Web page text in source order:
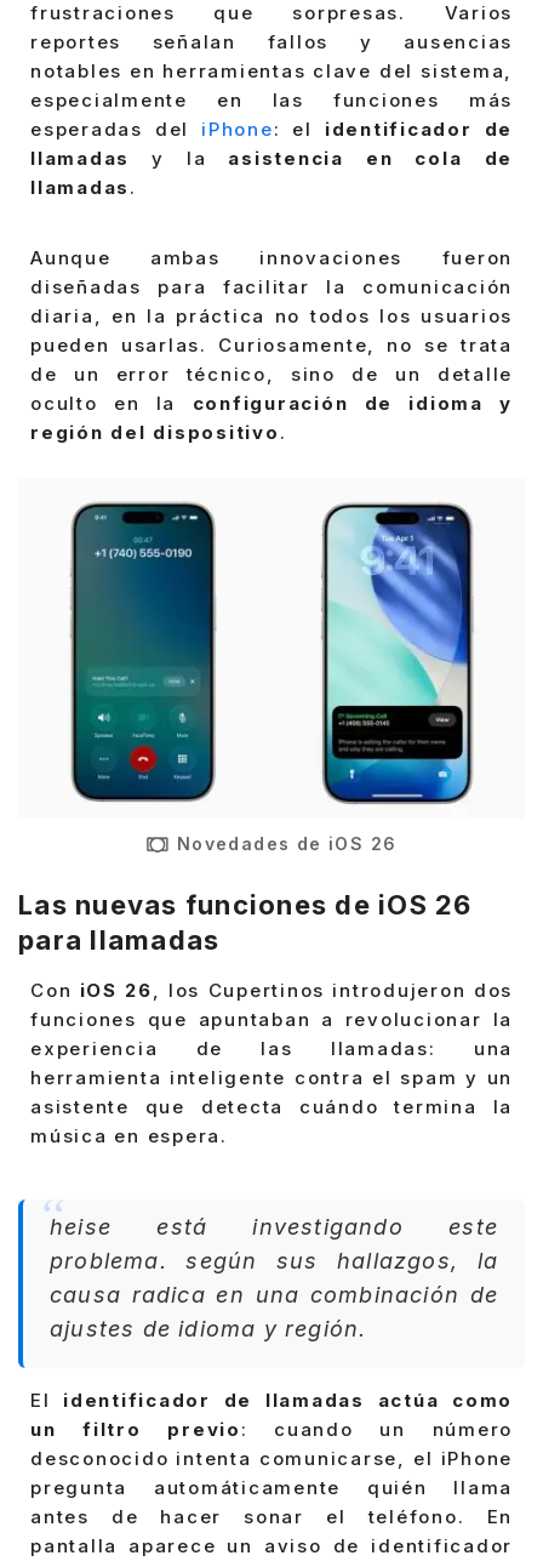
frustraciones que sorpresas. Varios
reportes señalan fallos y ausencias
notables en herramientas clave del sistema,
especialmente en las funciones más
esperadas del iPhone: el identificador de
llamadas
y la asistencia en cola de
llamadas .
Aunque ambas innovaciones fueron
diseñadas para facilitar la comunicación
diaria, en la práctica no todos los usuarios
pueden usarlas. Curiosamente, no se trata
de un error técnico, sino de un detalle
oculto en la configuración de idioma y
región del dispositivo .
Novedades de iOS 26
Las nuevas funciones de iOS 26
para llamadas
Con iOS 26, los Cupertinos introdujeron dos
funciones que apuntaban a revolucionar la
experiencia de las llamadas: una
herramienta inteligente contra el spam y un
asistente que detecta cuándo termina la
música en espera.
heise está investigando este
problema. según sus hallazgos, la
causa radica en una combinación de
ajustes de idioma y región.
El identificador de llamadas actúa como
un filtro previo : cuando un número
desconocido intenta comunicarse, el iPhone
pregunta automáticamente quién llama
antes de hacer sonar el teléfono. En
pantalla aparece un aviso de identificador